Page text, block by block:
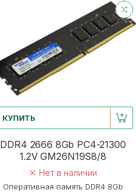
КУПИТЬ
DDR4 2666 8Gb PC4-21300
1.2V GM26N19S8/8
Нет в наличии
Оперативная память DDR4 8Gb